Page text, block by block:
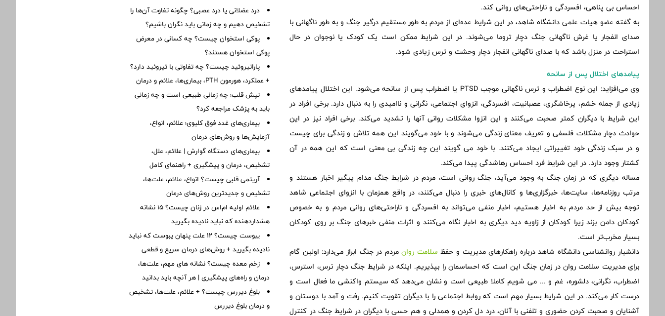
احساس بی پناهی، افسردگی و ناراحتی‌های روانی کند.
به گفته عضو هیات علمی دانشگاه شاهد، در این شرایط عده‌ای از مردم به طور مستقیم درگیر جنگ و به طور ناگهانی با
صدای انفجار یا غرش ناگهانی جنگ دچار تروما می‌شوند. در این شرایط ممکن است یک کودک یا نوجوان در حال
استراحت در منزل باشد که با صدای ناگهانی انفجار دچار وحشت و ترس زیادی شود.
پیامدهای اختلال پس از سانحه
وی می‌افزاید: این نوع اضطراب و ترس ناگهانی موجب PTSD یا اضطراب پس از سانحه می‌شود. این اختلال پیامدهای
زیادی از جمله خشم، پرخاشگری، عصبانیت، افسردگی، انزوای اجتماعی، نگرانی و ناامیدی را به دنبال دارد. برخی افراد در
این شرایط با دیگران کمتر صحبت می‌کنند و این انزوا مشکلات روانی آنها را تشدید می‌کند. برخی افراد نیز در این
حوادث دچار مشکلات فلسفی و تعریف معنای زندگی می‌شوند و با خود می‌گویند این همه تلاش و زندگی برای چیست
و در سبک زندگی خود تغییراتی ایجاد می‌کنند. با خود می گویند این چه زندگی بی معنی است که این همه در آن
کشتار وجود دارد. در این شرایط فرد احساس رهاشدگی پیدا می‌کند.
مساله دیگری که در زمان جنگ به وجود می‌آید، جنگ روانی است، مردم در شرایط جنگ مدام پیگیر اخبار هستند و
مرتب روزنامه‌ها، سایت‌ها، خبرگزاری‌ها و کانال‌های خبری را دنبال می‌کنند، در واقع همزمان با انزوای اجتماعی شاهد
توجه بیش از حد مردم به اخبار هستیم، اخبار منفی می‌تواند به افسردگی و ناراحتی‌های روانی مردم و به خصوص
کودکان دامن بزند زیرا کودکان از زاویه دید دیگری به اخبار نگاه می‌کنند و اثرات منفی خبرهای جنگ بر روی کودکان
بسیار مخرب‌تر است.
دانشیار روانشناسی دانشگاه شاهد درباره راهکارهای مدیریت و حفظ سلامت روانمردم در جنگ ابراز می‌دارد: اولین گام
برای مدیریت سلامت روان در زمان جنگ این است که احساسمان را بپذیریم. اینکه در شرایط جنگ دچار ترس، استرس،
اضطراب، نگرانی، دلشوره، غم و ... می شویم کاملا طبیعی است و نشان می‌دهد که سیستم واکنشی ما فعال است و
درست کار می‌کند. در این شرایط بسیار مهم است که روابط اجتماعی را با دیگران تقویت کنیم. رفت و آمد با دوستان و
آشنایان و صحبت کردن حضوری و تلفنی با آنان، درد دل کردن و همدلی و هم حسی با دیگران در شرایط جنگ در کنترل
درد عضلانی یا درد عصبی؟ چگونه تفاوت آن‌ها را
تشخیص دهیم و چه زمانی باید نگران باشیم؟
پوکی استخوان چیست؟ چه کسانی در معرض
پوکی استخوان هستند؟
پاراتیروئید چیست؟ چه تفاوتی با تیروئید دارد؟
+ عملکرد، هورمون PTH، بیماری‌ها، علائم و درمان
تپش قلب؛ چه زمانی طبیعی است و چه زمانی
باید به پزشک مراجعه کرد؟
بیماری‌های غدد فوق کلیوی؛ علائم، انواع،
آزمایش‌ها و روش‌های درمان
بیماری‌های دستگاه گوارش | علائم، علل،
تشخیص، درمان و پیشگیری + راهنمای کامل
آریتمی قلبی چیست؟ انواع، علائم، علت‌ها،
تشخیص و جدیدترین روش‌های درمان
علائم اولیه ام‌اس در زنان چیست؟ ۱۵ نشانه
هشداردهنده که نباید نادیده بگیرید
یبوست چیست؟ ۱۲ علت پنهان یبوست که نباید
نادیده بگیرید + روش‌های درمان سریع و قطعی
زخم معده چیست؟ نشانه های مهم، علت‌ها،
درمان و راه‌های پیشگیری | هر آنچه باید بدانید
بلوغ دیررس چیست؟ + علائم، علت‌ها، تشخیص
و درمان بلوغ دیررس